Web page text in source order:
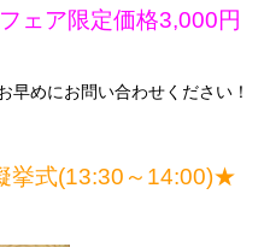
フェア限定価格3,000円
早めにお問い合わせください！
挙式(13:30～14:00)★